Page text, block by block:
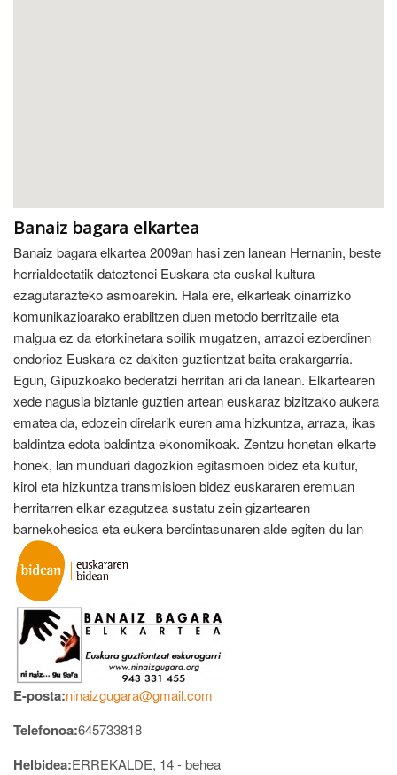
Banaiz bagara elkartea
Banaiz bagara elkartea 2009an hasi zen lanean Hernanin, beste
herrialdeetatik datoztenei Euskara eta euskal kultura
ezagutarazteko asmoarekin. Hala ere, elkarteak oinarrizko
komunikazioarako erabiltzen duen metodo berritzaile eta
malgua ez da etorkinetara soilik mugatzen, arrazoi ezberdinen
ondorioz Euskara ez dakiten guztientzat baita erakargarria.
Egun, Gipuzkoako bederatzi herritan ari da lanean. Elkartearen
xede nagusia biztanle guztien artean euskaraz bizitzako aukera
ematea da, edozein direlarik euren ama hizkuntza, arraza, ikas
baldintza edota baldintza ekonomikoak. Zentzu honetan elkarte
honek, lan munduari dagozkion egitasmoen bidez eta kultur,
kirol eta hizkuntza transmisioen bidez euskararen eremuan
herritarren elkar ezagutzea sustatu zein gizartearen
barnekohesioa eta eukera berdintasunaren alde egiten du lan
E-posta:ninaizgugara@gmail.com
Telefonoa:645733818
Helbidea:ERREKALDE, 14 - behea